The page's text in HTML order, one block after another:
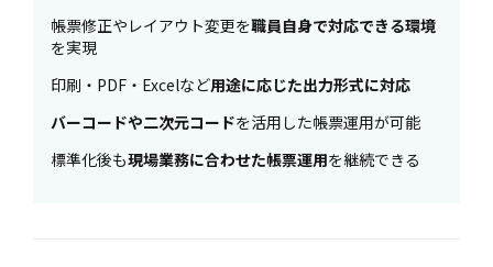
帳票修正やレイアウト変更を職員自身で対応できる環境
を実現
印刷・PDF・Excelなど用途に応じた出力形式に対応
バーコードや二次元コードを活用した帳票運用が可能
標準化後も現場業務に合わせた帳票運用を継続できる